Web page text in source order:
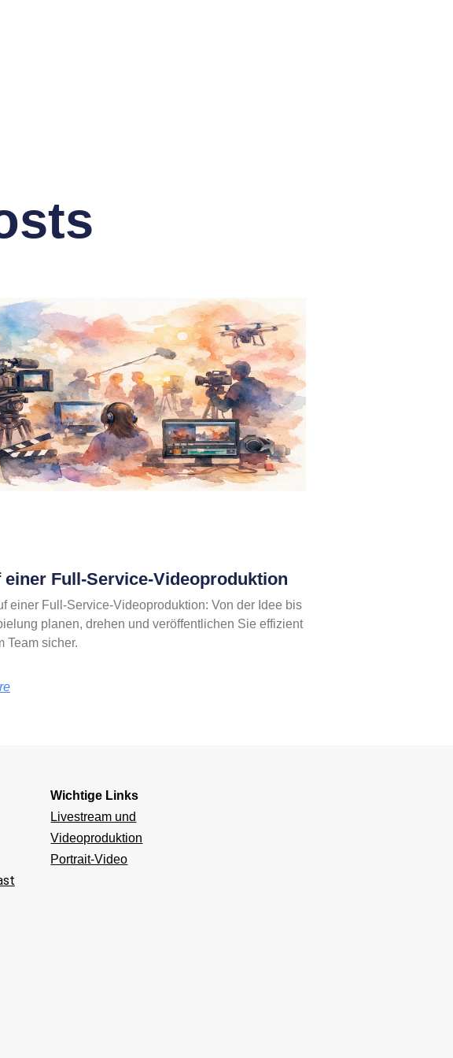
einer Full-Service-Videoproduktion
einer Full-Service-Videoproduktion: Von der Idee bis
planen, drehen und veröffentlichen Sie effizient
Team sicher.
Wichtige Links
Livestream und
Videoproduktion
Portrait-Video